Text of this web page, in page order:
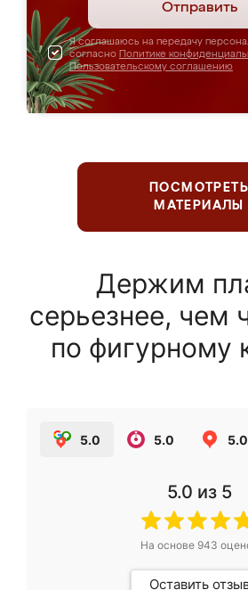
Отправить
Я соглашаюсь на передачу
согласно Политике
Пользовательскому соглашению
ПОСМОТРЕТЬ
МАТЕРИАЛЫ
Держим
серьезнее, чем
по фигурному
5.0 5.0 5.0
5.0 из 5
На основе 943
Оставить